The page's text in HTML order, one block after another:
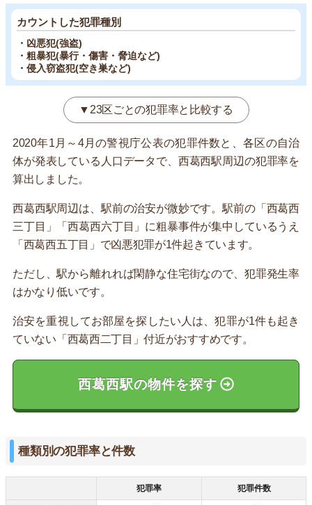
カウントした犯罪種別
・凶悪犯(強盗)
・粗暴犯(暴行・傷害・脅迫など)
・侵入窃盗犯(空き巣など)
▼23区ごとの犯罪率と比較する
2020年1月～4月の警視庁公表の犯罪件数と、各区の自治
体が発表している人口データで、西葛西駅周辺の犯罪率を
算出しました。
西葛西駅周辺は、駅前の治安が微妙です。駅前の「西葛西
三丁目」「西葛西六丁目」に粗暴事件が集中しているうえ
「西葛西五丁目」で凶悪犯罪が1件起きています。
ただし、駅から離れれば閑静な住宅街なので、犯罪発生率
はかなり低いです。
治安を重視してお部屋を探したい人は、犯罪が1件も起き
ていない「西葛西二丁目」付近がおすすめです。
西葛西駅の物件を探す
種類別の犯罪率と件数
犯罪率 犯罪件数